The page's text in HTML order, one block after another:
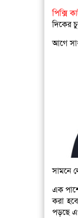
পিক্সি
দিকের
আগে
সামনে
এক
করা
পড়ছে